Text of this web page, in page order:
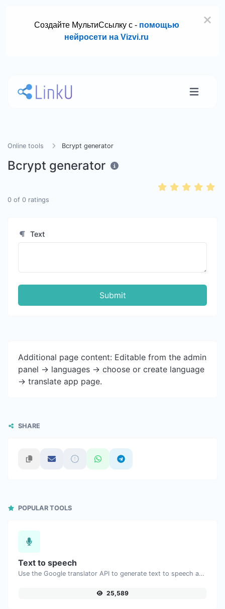
Создайте МультиСсылку с - помощью
нейросети на Vizvi.ru
Online tools Bcrypt generator
Bcrypt generator
0 of 0 ratings
Text
Submit
Additional page content: Editable from the admin
panel -> languages -> choose or create language
-> translate app page.
SHARE
POPULAR TOOLS
Text to speech
Use the Google translator API to generate text to speech audio.
25,589